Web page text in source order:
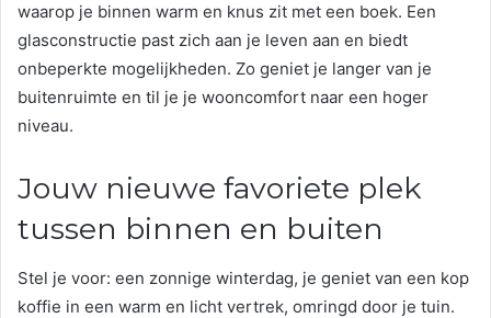
waarop je binnen warm en knus zit met een boek. Een
glasconstructie past zich aan je leven aan en biedt
onbeperkte mogelijkheden. Zo geniet je langer van je
buitenruimte en til je je wooncomfort naar een hoger
niveau.
Jouw nieuwe favoriete plek
tussen binnen en buiten
Stel je voor: een zonnige winterdag, je geniet van een kop
koffie in een warm en licht vertrek, omringd door je tuin.